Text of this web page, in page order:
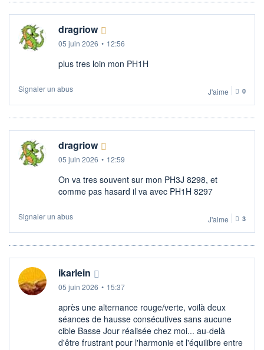
dragriow
05 juin 2026 • 12:56
plus tres loin mon PH1H
Signaler un abus J'aime 0
dragriow
05 juin 2026 • 12:59
On va tres souvent sur mon PH3J 8298, et
comme pas hasard il va avec PH1H 8297
Signaler un abus J'aime 3
ikarlein
05 juin 2026 • 15:37
après une alternance rouge/verte, voilà deux
séances de hausse consécutives sans aucune
cible Basse Jour réalisée chez moi... au-delà
d'être frustrant pour l'harmonie et l'équilibre entre